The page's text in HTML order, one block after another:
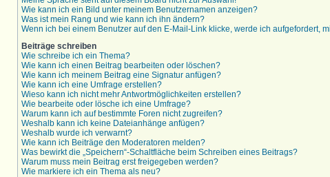
Wie kann ich ein Bild unter meinem Benutzernamen anzeigen?
Was ist mein Rang und wie kann ich ihn ändern?
Wenn ich bei einem Benutzer auf den E-Mail-Link klicke, werde ich aufgefordert,
Beiträge schreiben
Wie schreibe ich ein Thema?
Wie kann ich einen Beitrag bearbeiten oder löschen?
Wie kann ich meinem Beitrag eine Signatur anfügen?
Wie kann ich eine Umfrage erstellen?
Wieso kann ich nicht mehr Antwortmöglichkeiten erstellen?
Wie bearbeite oder lösche ich eine Umfrage?
Warum kann ich auf bestimmte Foren nicht zugreifen?
Weshalb kann ich keine Dateianhänge anfügen?
Weshalb wurde ich verwarnt?
Wie kann ich Beiträge den Moderatoren melden?
Was bewirkt die „Speichern“-Schaltfläche beim Schreiben eines Beitrags?
Warum muss mein Beitrag erst freigegeben werden?
Wie markiere ich ein Thema als neu?